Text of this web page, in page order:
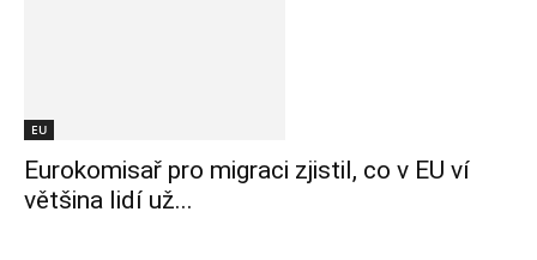
EU
Eurokomisař pro migraci zjistil, co v EU ví
většina lidí už...